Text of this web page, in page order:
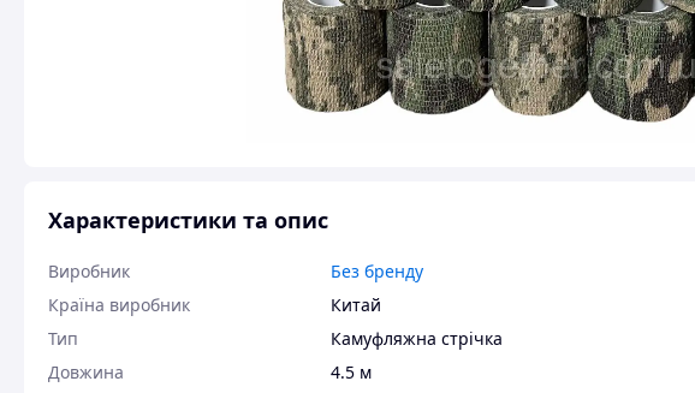
Характеристики та опис
Виробник
Без бренду
Країна виробник
Китай
Тип
Камуфляжна стрічка
Довжина
4.5 м